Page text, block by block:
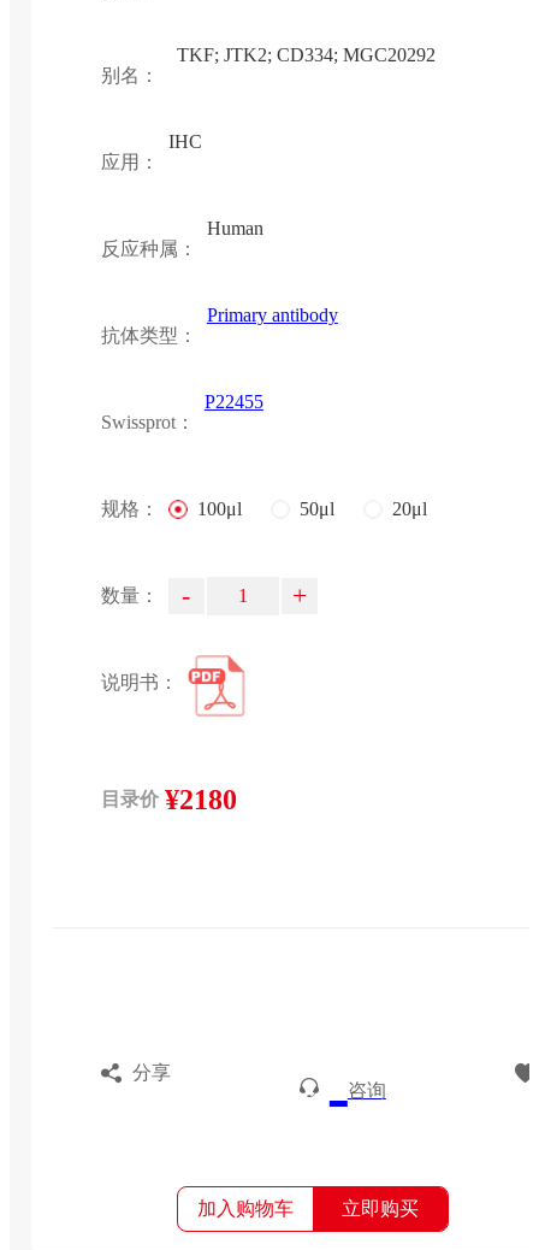
别名：
TKF; JTK2; CD334; MGC20292
应用：
IHC
反应种属：
Human
抗体类型：
Primary antibody
Swissprot：
P22455
规格： 100μl 50μl 20μl
数量： - +
说明书：
目录价 ¥2180
分享
咨询
加入购物车 立即购买